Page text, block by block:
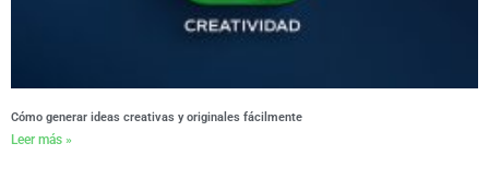
Cómo generar ideas creativas y originales fácilmente
Leer más »